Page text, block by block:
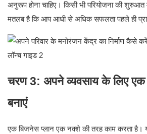
अनुरूप होना चाहिए। किसी भी परियोजना की
मतलब है कि आप आधी से अधिक सफलता पहले ही
चरण 3: अपने व्यवसाय के लिए एक
बनाएं
एक बिजनेस प्लान एक नक्शे की तरह काम करता है।